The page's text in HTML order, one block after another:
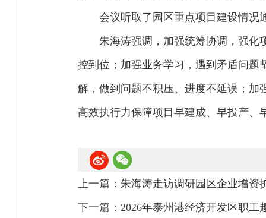
会议听取了园区重点项目建设情况
朱海涛强调，加强统筹协调，强化
控到位；加强业务学习，遇到矛盾问题
解，做到问题不积压、进度不延误；加
高效执行力保障项目早建成、早投产
上一篇： 朱海涛走访调研园区企业增资
下一篇： 2026年泰州港经济开发区职工